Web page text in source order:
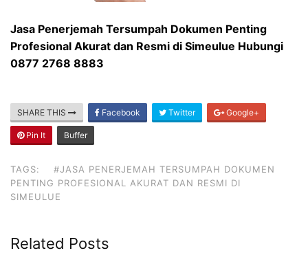
Jasa Penerjemah Tersumpah Dokumen Penting
Profesional Akurat dan Resmi di Simeulue Hubungi
0877 2768 8883
SHARE THIS Facebook Twitter Google+
Pin It Buffer
TAGS:
#JASA PENERJEMAH TERSUMPAH DOKUMEN
PENTING PROFESIONAL AKURAT DAN RESMI DI
SIMEULUE
Related Posts